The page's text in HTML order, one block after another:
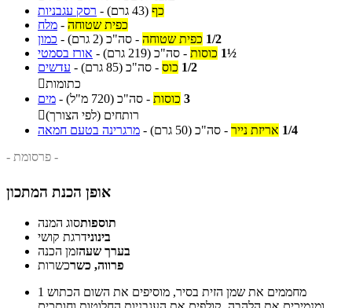
רסק עגבניות - כף (43 גרם)
מלח - כפית שטוחה
כמון - 1/2 כפית שטוחה - סה"כ (2 גרם)
אורז בסמטי - 1½ כוסות - סה"כ (219 גרם)
עדשים - 1/2 כוס - סה"כ (85 גרם)
כתומות
מים - 3 כוסות - סה"כ (720 מ"ל)
רותחים (לפי הצורך)
מרגרינה בטעם חמאה - 1/4 אריזת נייר - סה"כ (50 גרם)
- פרסומת -
אופן הכנת המתכון
תוספותסוג המנה
בינונידרגת קושי
בערך שעהזמן הכנה
פרווה, כשרכשרות
1